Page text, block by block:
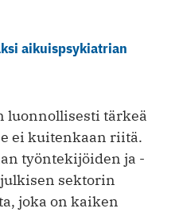
aikuispsykiatrian
luonnollisesti tärkeä
ei kuitenkaan riitä.
työntekijöiden ja -
sektorin
joka on kaiken